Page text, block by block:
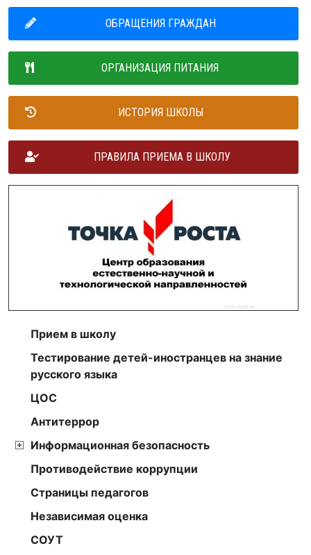
ОБРАЩЕНИЯ ГРАЖДАН
ОРГАНИЗАЦИЯ ПИТАНИЯ
ИСТОРИЯ ШКОЛЫ
ПРАВИЛА ПРИЕМА В ШКОЛУ
Прием в школу
Тестирование детей-иностранцев на знание
русского языка
ЦОС
Антитеррор
Информационная безопасность
Противодействие коррупции
Страницы педагогов
Независимая оценка
СОУТ